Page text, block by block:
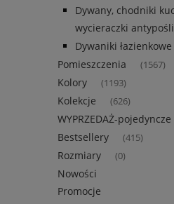
Dywany, chodniki
wycieraczki
Dywaniki łazienkowe
Pomieszczenia (1567)
Kolory (1193)
Kolekcje (626)
WYPRZEDAŻ-
Bestsellery (415)
Rozmiary (0)
Nowości
Promocje